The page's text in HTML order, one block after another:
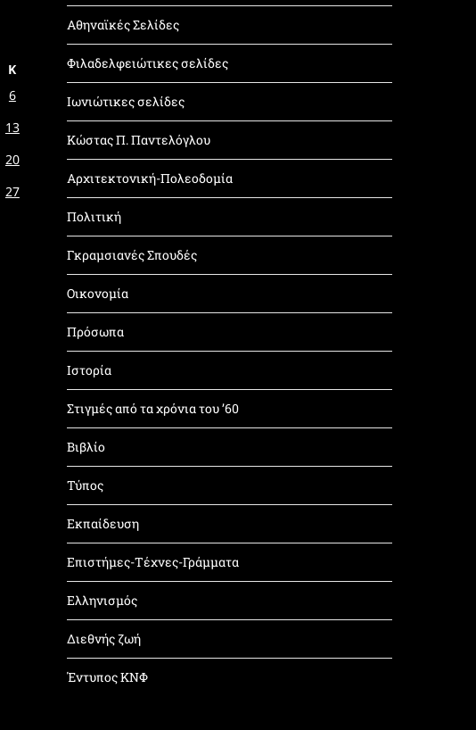
Κ
6
13
20
27
Αθηναϊκές Σελίδες
Φιλαδελφειώτικες σελίδες
Ιωνιώτικες σελίδες
Κώστας Π. Παντελόγλου
Αρχιτεκτονική-Πολεοδομία
Πολιτική
Γκραμσιανές Σπουδές
Οικονομία
Πρόσωπα
Ιστορία
Στιγμές από τα χρόνια του ’60
Βιβλίο
Τύπος
Εκπαίδευση
Επιστήμες-Τέχνες-Γράμματα
Ελληνισμός
Διεθνής ζωή
Έντυπος ΚΝΦ